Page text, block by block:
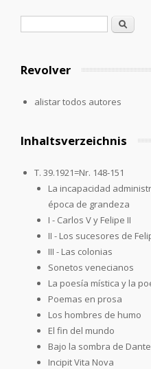
Formulario de Buscar
Revolver
alistar todos autores
Inhaltsverzeichnis
T. 39.1921=Nr. 148-151
La incapacidad
época de grandeza
I - Carlos V y Felipe II
II - Los sucesores de
III - Las colonias
Sonetos venecianos
La poesía mística y la
Poemas en prosa
Los hombres de humo
El fin del mundo
Bajo la sombra de Dante
Incipit Vita Nova